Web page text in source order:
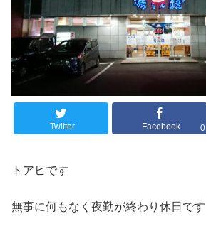
Twitter Facebook 0
トアヒです
無事に何もなく夜勤が終わり休日です